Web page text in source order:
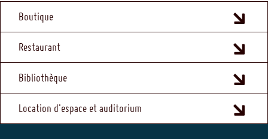
MENU
FOOTER
Boutique
Restaurant
Bibliothèque
Location d'espace et auditorium